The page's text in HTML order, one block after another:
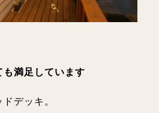
満足しています
デッキ。